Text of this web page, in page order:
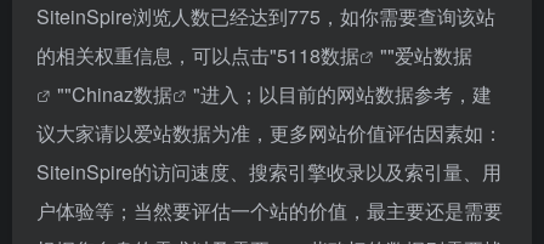
SiteinSpire浏览人数已经达到775，如你需要查询该站
的相关权重信息，可以点击"5118数据 ""爱站数据
""Chinaz数据
"进入；以目前的网站数据参考，建
议大家请以爱站数据为准，更多网站价值评估因素如：
SiteinSpire的访问速度、搜索引擎收录以及索引量、用
户体验等；当然要评估一个站的价值，最主要还是需要